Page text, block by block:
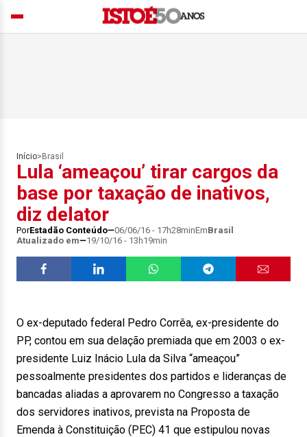
Início> Brasil
Lula ‘ameaçou’ tirar cargos da
base por taxação de inativos,
diz delator
PorEstadão Conteúdo 06/06/16 - 17h28minEmBrasil
Atualizado em
19/10/16 - 13h19min
O ex-deputado federal Pedro Corrêa, ex-presidente do
PP, contou em sua delação premiada que em 2003 o ex-
presidente Luiz Inácio Lula da Silva “ameaçou”
pessoalmente presidentes dos partidos e lideranças de
bancadas aliadas a aprovarem no Congresso a taxação
dos servidores inativos, prevista na Proposta de
Emenda à Constituição (PEC) 41 que estipulou novas